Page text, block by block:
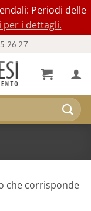
Periodi delle
per i dettagli.
26 27
che corrisponde